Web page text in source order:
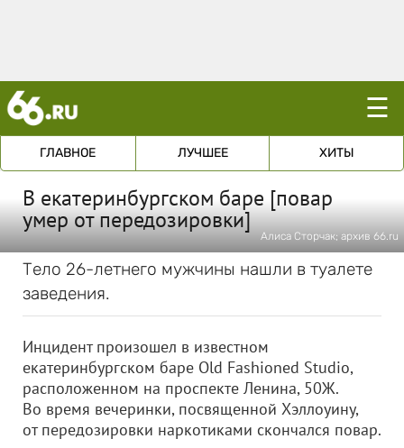
☰
ГЛАВНОЕ ЛУЧШЕЕ ХИТЫ
В екатеринбургском баре [повар
умер от передозировки]
Алиса Сторчак; архив 66.ru
Тело 26-летнего мужчины нашли в туалете
заведения.
Инцидент произошел в известном
екатеринбургском баре Old Fashioned Studio,
расположенном на проспекте Ленина, 50Ж.
Во время вечеринки, посвященной Хэллоуину,
от передозировки наркотиками скончался повар.